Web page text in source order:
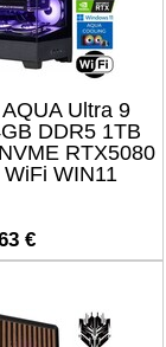
Ultra 9
DDR5 1TB
RTX5080
WiFi WIN11
€